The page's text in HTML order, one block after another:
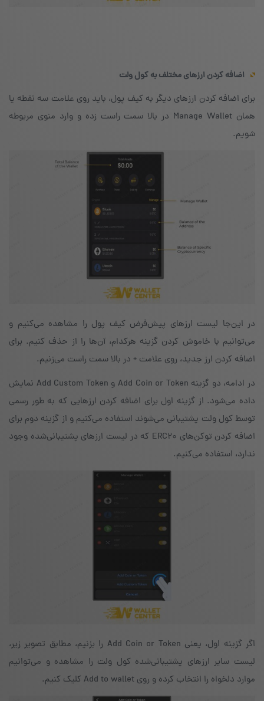
اضافه کردن ارزهای مختلف به کول ولت
برای اضافه کردن ارزهای دیگر به کیف پول، باید روی علامت سه نقطه یا
همان Manage Wallet در بالا سمت راست زده و وارد منوی مربوطه
شویم.
در این‌جا لیست ارزهای پیش‌فرض کیف پول را مشاهده می‌کنیم و
می‌توانیم با خاموش کردن گزینه‌ هرکدام، آن‌ها را از حذف کنیم. برای
اضافه کردن ارز جدید، روی علامت + در بالا سمت راست می‌زنیم.
در ادامه، دو گزینه‌ Add Coin or Token و ‌Add Custom Token نمایش
داده می‌شود. از گزینه‌ اول برای اضافه کردن ارزهایی که به طور رسمی
توسط کول ولت پشتیبانی می‌شوند استفاده می‌کنیم و از گزینه‌ دوم برای
اضافه کردن توکن‌های ERC20 که در لیست ارزهای پشتیبانی‌شده وجود
ندارد، استفاده می‌کنیم.
اگر گزینه‌ اول، یعنی Add Coin or Token را بزنیم، مطابق تصویر زیر،
لیست سایر ارزهای پشتیبانی‌شده‌ کول ولت را مشاهده و می‌توانیم
موارد دلخواه را انتخاب کرده و روی Add to wallet کلیک کنیم.